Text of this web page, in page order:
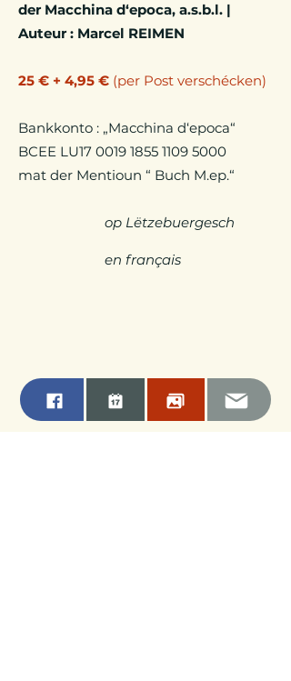
der Macchina d‘epoca, a.s.b.l. |
Auteur : Marcel REIMEN
25 € + 4,95 € (per Post verschécken)
Bankkonto : „Macchina d‘epoca“
BCEE LU17 0019 1855 1109 5000
mat der Mentioun “ Buch M.ep.“
op Lëtzebuergesch
en français